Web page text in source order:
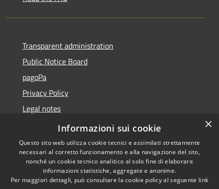
Transparent administration
Public Notice Board
pagoPa
Privacy Policy
Legal notes
Accessibility Statement
Accessibility
Copyright © 2026 • Città di
Imperia • Powered by
×
Informazioni sui cookie
Questo sito web utilizza cookie tecnici e assimilati strettamente
necessari al corretto funzionamento e alla navigazione del sito,
nonché un cookie tecnico analitico al solo fine di elaborare
informazioni statistiche, aggregate e anonime.
Per maggiori dettagli, può consultare la cookie policy al seguente link